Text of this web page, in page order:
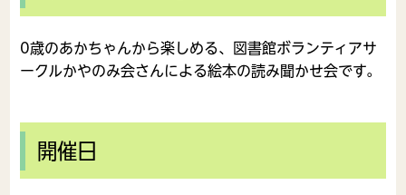
0歳のあかちゃんから楽しめる、図書館ボランティアサ
ークルかやのみ会さんによる絵本の読み聞かせ会です。
開催日